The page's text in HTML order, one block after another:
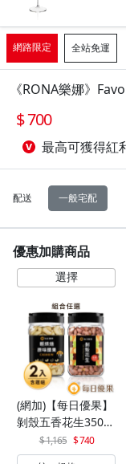
網路限定 全站免運
《RONA樂娜》
700
最高可獲得紅
配送 一般宅配
優惠加購商品
(網加)【每日優果】
剝殼五香花生350G
+罐裝原味烘焙腰果
320G
1,165 740